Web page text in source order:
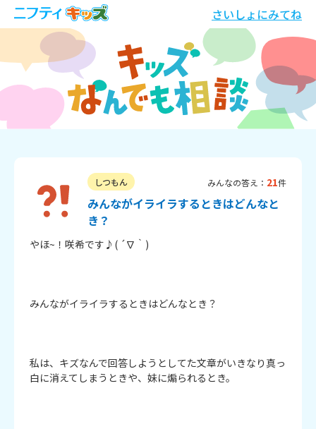
さいしょにみてね
しつもん みんなの答え： 21件
みんながイライラするときはどんなと
き？
やほ~！咲希です♪( ´∇｀)
みんながイライラするときはどんなとき？
私は、キズなんで回答しようとしてた文章がいきなり真っ
白に消えてしまうときや、妹に煽られるとき。